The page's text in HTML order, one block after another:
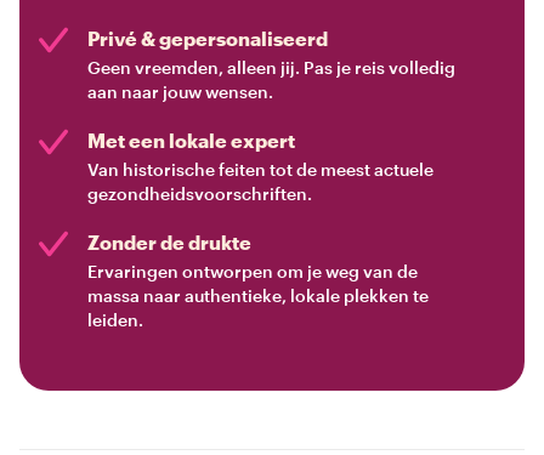
Privé & gepersonaliseerd
Geen vreemden, alleen jij. Pas je reis volledig
aan naar jouw wensen.
Met een lokale expert
Van historische feiten tot de meest actuele
gezondheidsvoorschriften.
Zonder de drukte
Ervaringen ontworpen om je weg van de
massa naar authentieke, lokale plekken te
leiden.